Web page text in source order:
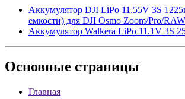
Аккумулятор DJI LiPo 11.55V 3S
емкости) для DJI Osmo Zoom/Pro/RAW
Аккумулятор Walkera LiPo 11.1V 3S
Основные страницы
Главная